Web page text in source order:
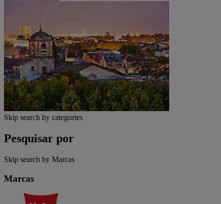
Skip search by categories
Pesquisar por
Skip search by Marcas
Marcas